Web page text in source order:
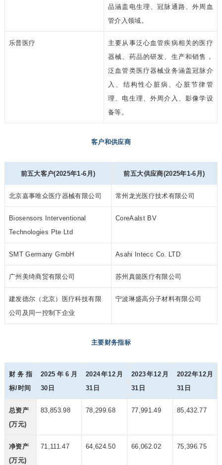
品涵盖电生理、冠脉通路、外周血
管介入领域。
乐普医疗
主要从事泛心血管疾病相关的医疗
器械、药品的研发、生产和销售，
泛血管类医疗器械业务涵盖冠脉介
入、结构性心脏病、心脏节律管
理、电生理、外周介入、影像学设
备等。
客户和供应商
前五大客户(2025年1-6月) 前五大供应商(2025年1-6月)
北京嘉事唯众医疗器械有限公司 常州龙光医疗技术有限公司
Biosensors Interventional
Technologies Pte Ltd
CoreAalst BV
SMT Germany GmbH Asahi Intecc Co. LTD
广州美绮商贸有限公司 苏州真懿医疗有限公司
建发德尔（北京）医疗科技有限
公司及同一控制下企业
宁波琳盛高分子材料有限公司
主要财务指标
财务指
标/时间
2025年6月
30日
2024年12月
31日
2023年12月
31日
2022年12月
31日
总资产
(万元)
83,853.98 78,299.68 77,991.49 85,432.77
净资产
(万元)
71,111.47 64,624.50 66,062.02 75,396.75